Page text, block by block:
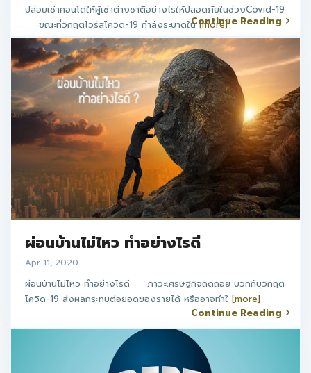
ปล่อยเช่าคอนโดให้ผู้เช่าต่างชาติอย่างไรให้ปลอดภัยในช่วงCovid-19
ขณะที่วิกฤตไวรัสโควิด-19 กำลังระบาดใน[more]
Continue Reading
ผ่อนบ้านไม่ไหว ทำอย่างไรดี
Apr 11, 2020
ผ่อนบ้านไม่ไหว ทำอย่างไรดี ภาวะเศรษฐกิจถดถอย บวกกับวิกฤต
โควิด-19 ส่งผลกระทบต่อยอดของรายได้ หรืออาจทำใ [more]
Continue Reading